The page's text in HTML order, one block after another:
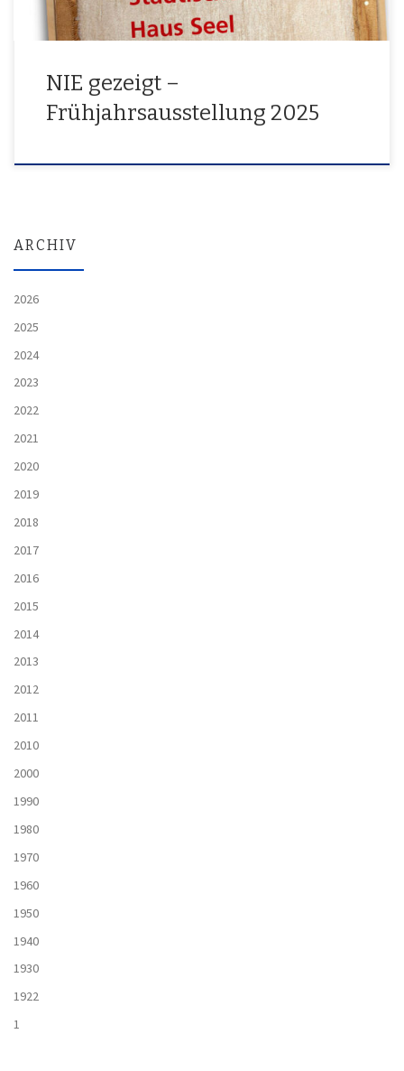
NIE gezeigt –
Frühjahrsausstellung 2025
ARCHIV
2026
2025
2024
2023
2022
2021
2020
2019
2018
2017
2016
2015
2014
2013
2012
2011
2010
2000
1990
1980
1970
1960
1950
1940
1930
1922
1